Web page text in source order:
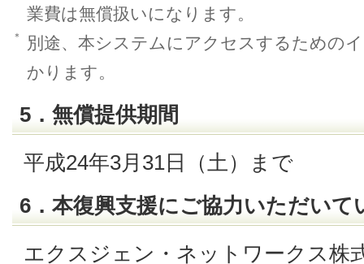
業費は無償扱いになります。
＊
別途、本システムにアクセスするための
かります。
5．無償提供期間
平成24年3月31日（土）まで
6．本復興支援にご協力いただいて
エクスジェン・ネットワークス